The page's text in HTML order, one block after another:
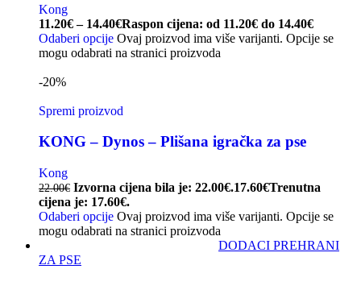
Kong
11.20€ – 14.40€Raspon cijena: od 11.20€ do 14.40€
Odaberi opcije Ovaj proizvod ima više varijanti. Opcije se
mogu odabrati na stranici proizvoda
-20%
Spremi proizvod
KONG – Dynos – Plišana igračka za pse
Kong
22.00€ Izvorna cijena bila je: 22.00€.17.60€Trenutna
cijena je: 17.60€.
Odaberi opcije Ovaj proizvod ima više varijanti. Opcije se
mogu odabrati na stranici proizvoda
DODACI PREHRANI
ZA PSE